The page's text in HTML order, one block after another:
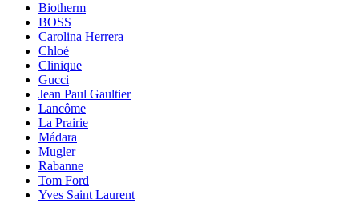
Biotherm
BOSS
Carolina Herrera
Chloé
Clinique
Gucci
Jean Paul Gaultier
Lancôme
La Prairie
Mádara
Mugler
Rabanne
Tom Ford
Yves Saint Laurent